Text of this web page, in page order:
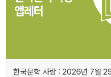
한국문학 사랑 : 2026년 7월